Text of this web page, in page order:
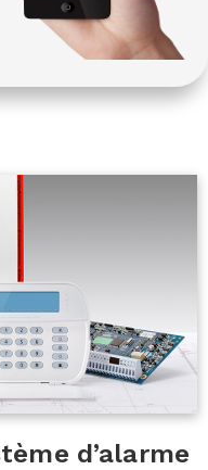
d’alarme